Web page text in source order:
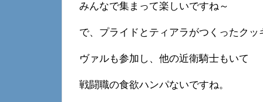
みんなで集まって楽しいですね～
で、プライドとティアラがつくったクッ
ヴァルも参加し、他の近衛騎士もいて
戦闘職の食欲ハンパないですね。